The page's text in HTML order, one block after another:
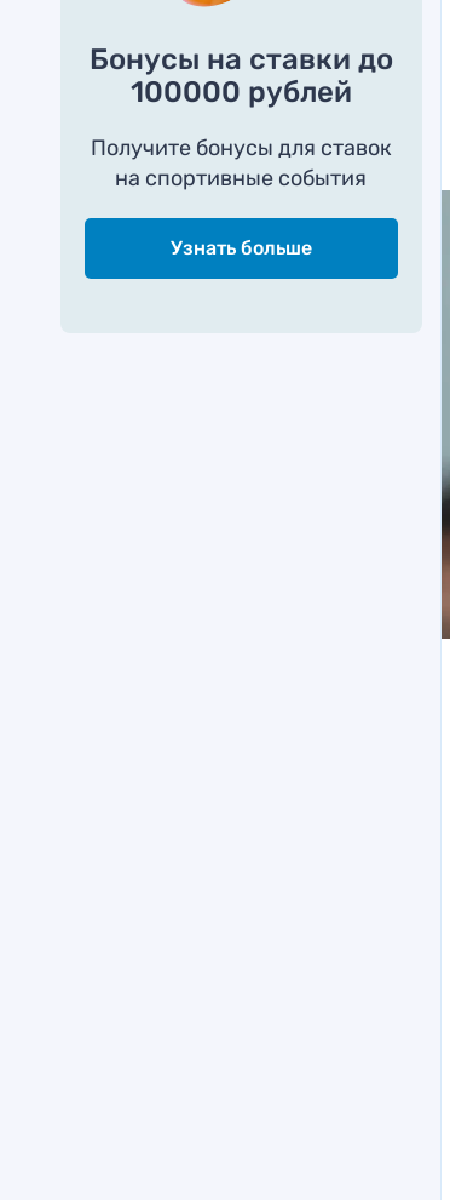
Бонусы на ставки до
100000 рублей
Получите бонусы для ставок
на спортивные события
Узнать больше